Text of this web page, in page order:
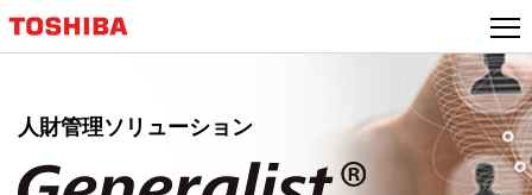
ャ
プ
人財管理ソリューション